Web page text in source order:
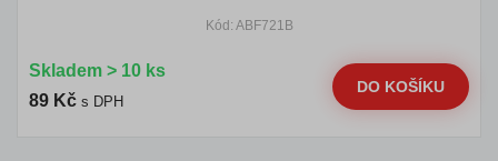
Kód: ABF721B
Skladem > 10 ks
89 Kč s DPH
DO KOŠÍKU